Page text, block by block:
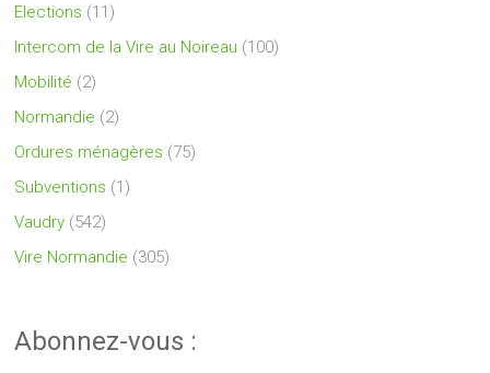
Elections (11)
Intercom de la Vire au Noireau (100)
Mobilité (2)
Normandie (2)
Ordures ménagères (75)
Subventions (1)
Vaudry (542)
Vire Normandie (305)
Abonnez-vous :